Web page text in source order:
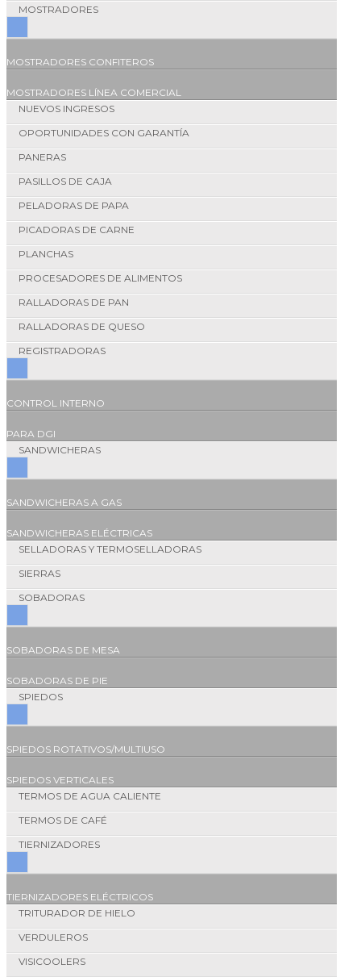
MOSTRADORES
MOSTRADORES CONFITEROS
MOSTRADORES LÍNEA COMERCIAL
NUEVOS INGRESOS
OPORTUNIDADES CON GARANTÍA
PANERAS
PASILLOS DE CAJA
PELADORAS DE PAPA
PICADORAS DE CARNE
PLANCHAS
PROCESADORES DE ALIMENTOS
RALLADORAS DE PAN
RALLADORAS DE QUESO
REGISTRADORAS
CONTROL INTERNO
PARA DGI
SANDWICHERAS
SANDWICHERAS A GAS
SANDWICHERAS ELÉCTRICAS
SELLADORAS Y TERMOSELLADORAS
SIERRAS
SOBADORAS
SOBADORAS DE MESA
SOBADORAS DE PIE
SPIEDOS
SPIEDOS ROTATIVOS/MULTIUSO
SPIEDOS VERTICALES
TERMOS DE AGUA CALIENTE
TERMOS DE CAFÉ
TIERNIZADORES
TIERNIZADORES ELÉCTRICOS
TRITURADOR DE HIELO
VERDULEROS
VISICOOLERS